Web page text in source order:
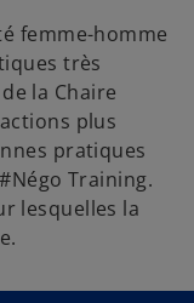
femme-homme
très
la Chaire
plus
pratiques
Training.
lesquelles la